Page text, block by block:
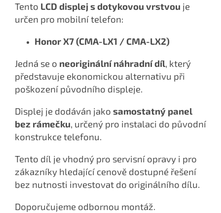
Tento LCD displej s dotykovou vrstvou je
určen pro mobilní telefon:
Honor X7 (CMA-LX1 / CMA-LX2)
Jedná se o neoriginální náhradní díl, který
představuje ekonomickou alternativu při
poškození původního displeje.
Displej je dodáván jako samostatný panel
bez rámečku, určený pro instalaci do původní
konstrukce telefonu.
Tento díl je vhodný pro servisní opravy i pro
zákazníky hledající cenově dostupné řešení
bez nutnosti investovat do originálního dílu.
Doporučujeme odbornou montáž.